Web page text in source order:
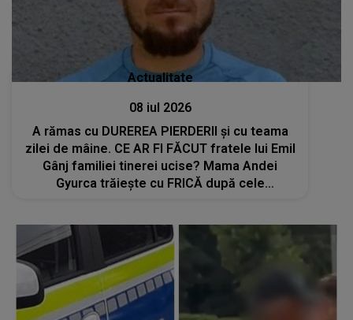
Actualitate
08 iul 2026
A rămas cu DUREREA PIERDERII și cu teama
zilei de mâine. CE AR FI FĂCUT fratele lui Emil
Gânj familiei tinerei ucise? Mama Andei
Gyurca trăiește cu FRICĂ după cele